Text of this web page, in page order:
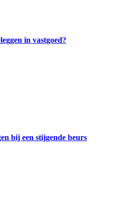
in vastgoed?
bij een stijgende beurs